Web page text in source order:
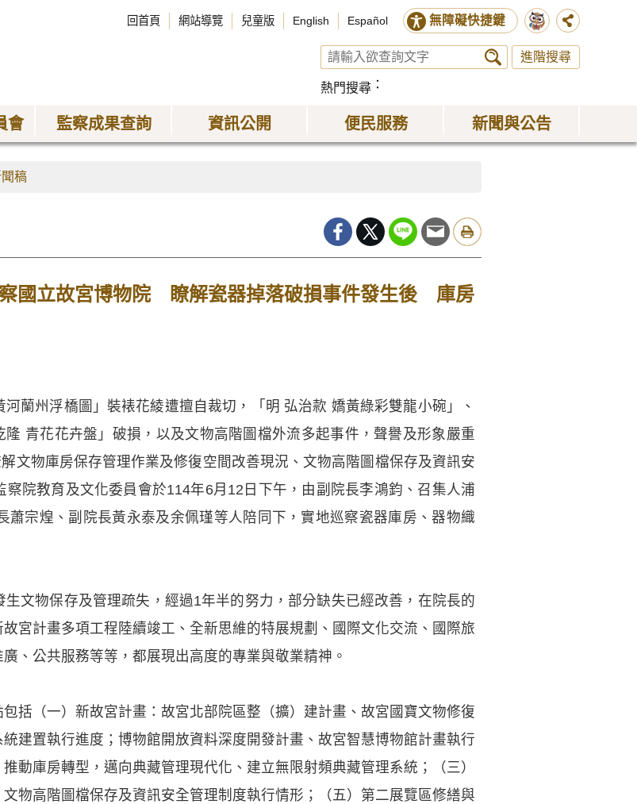
回首頁 網站導覽 兒童版 English Español 無障礙快捷鍵
進階搜尋
熱門搜尋
會 監察成果查詢 資訊公開 便民服務 新聞與公告
稿
國立故宮博物院 瞭解瓷器掉落破損事件發生後 庫房
蘭州浮橋圖」裝裱花綾遭擅自裁切，「明 弘治款 嬌黃綠彩雙龍小碗」、
隆 青花花卉盤」破損，以及文物高階圖檔外流多起事件，聲譽及形象嚴重
文物庫房保存管理作業及修復空間改善現況、文物高階圖檔保存及資訊安
院教育及文化委員會於114年6月12日下午，由副院長李鴻鈞、召集人浦
蕭宗煌、副院長黃永泰及余佩瑾等人陪同下，實地巡察瓷器庫房、器物織
文物保存及管理疏失，經過1年半的努力，部分缺失已經改善，在院長的
宮計畫多項工程陸續竣工、全新思維的特展規劃、國際文化交流、國際旅
、公共服務等等，都展現出高度的專業與敬業精神。
括（一）新故宮計畫：故宮北部院區整（擴）建計畫、故宮國寶文物修復
建置執行進度；博物館開放資料深度開發計畫、故宮智慧博物館計畫執行
動庫房轉型，邁向典藏管理現代化、建立無限射頻典藏管理系統；（三）
物高階圖檔保存及資訊安全管理制度執行情形；（五）第二展覽區修繕與